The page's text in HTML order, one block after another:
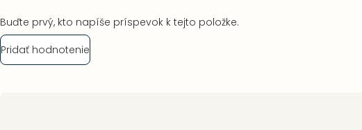
Buďte prvý, kto napíše príspevok k tejto položke.
Pridať hodnotenie